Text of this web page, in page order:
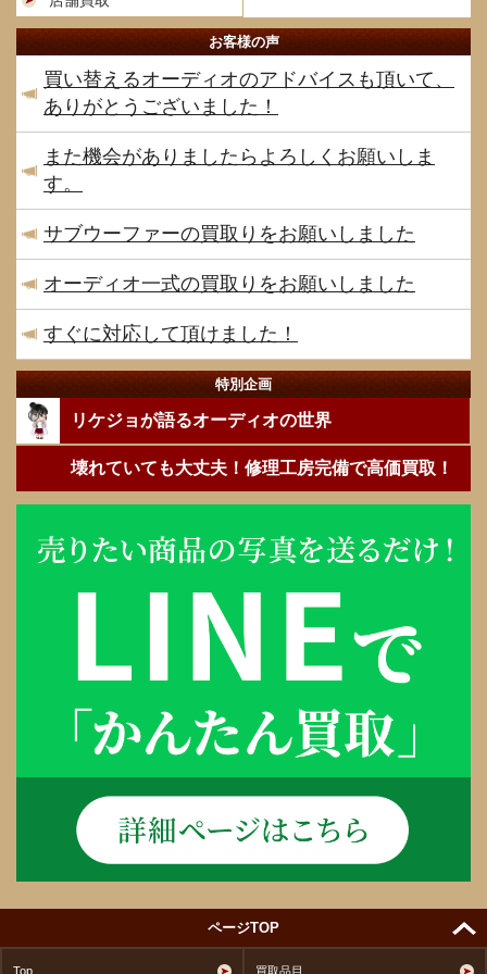
お客様の声
買い替えるオーディオのアドバイスも頂いて、
ありがとうございました！
また機会がありましたらよろしくお願いしま
す。
サブウーファーの買取りをお願いしました
オーディオ一式の買取りをお願いしました
すぐに対応して頂けました！
特別企画
リケジョが語るオーディオの世界
壊れていても大丈夫！修理工房完備で高価買取！
ページTOP
Top 買取品目